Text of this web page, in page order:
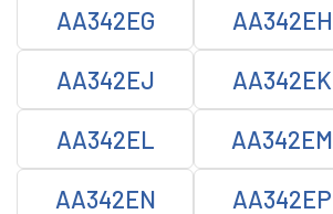
AA342EG AA342EH
AA342EJ AA342EK
AA342EL AA342EM
AA342EN AA342EP